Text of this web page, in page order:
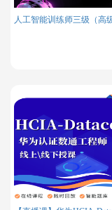
相对低成本且灵
那些预算有限或
需要注意的是，
需要结合个人职
行综合考虑。
人工智能训练师三级（高